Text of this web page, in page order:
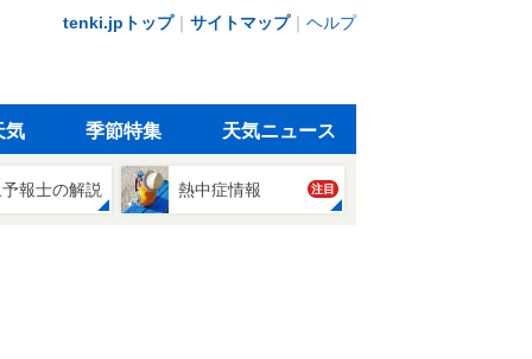
tenki.jpトップ｜ サイトマップ｜ ヘルプ
気 季節特集 天気ニュース
報士の解説 熱中症情報 注目